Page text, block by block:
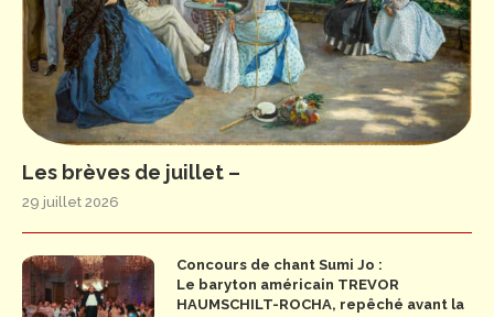
Les brèves de juillet –
29 juillet 2026
Concours de chant Sumi Jo :
Le baryton américain TREVOR
HAUMSCHILT-ROCHA, repêché avant la